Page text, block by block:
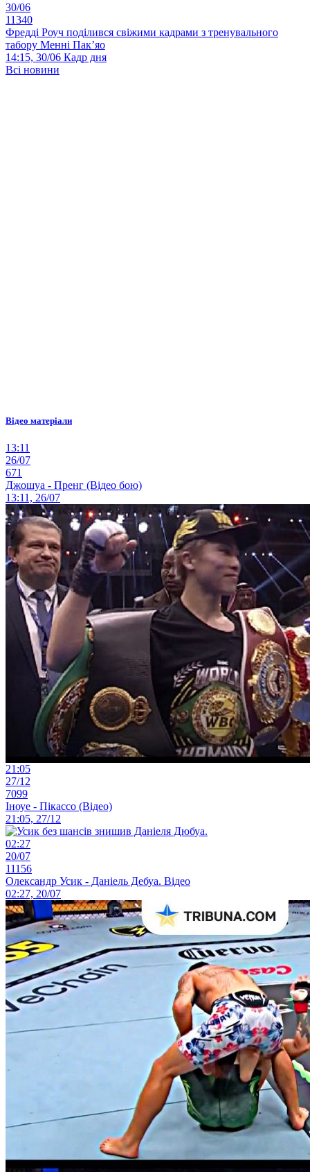
30/06
11340
Фредді Роуч поділився свіжими кадрами з тренувального
табору Менні Пак’яо
14:15, 30/06 Кадр дня
Всі новини
Відео матеріали
13:11
26/07
671
Джошуа - Пренг (Відео бою)
13:11, 26/07
21:05
27/12
7099
Іноуе - Пікассо (Відео)
21:05, 27/12
02:27
20/07
11156
Олександр Усик - Даніель Дебуа. Відео
02:27, 20/07